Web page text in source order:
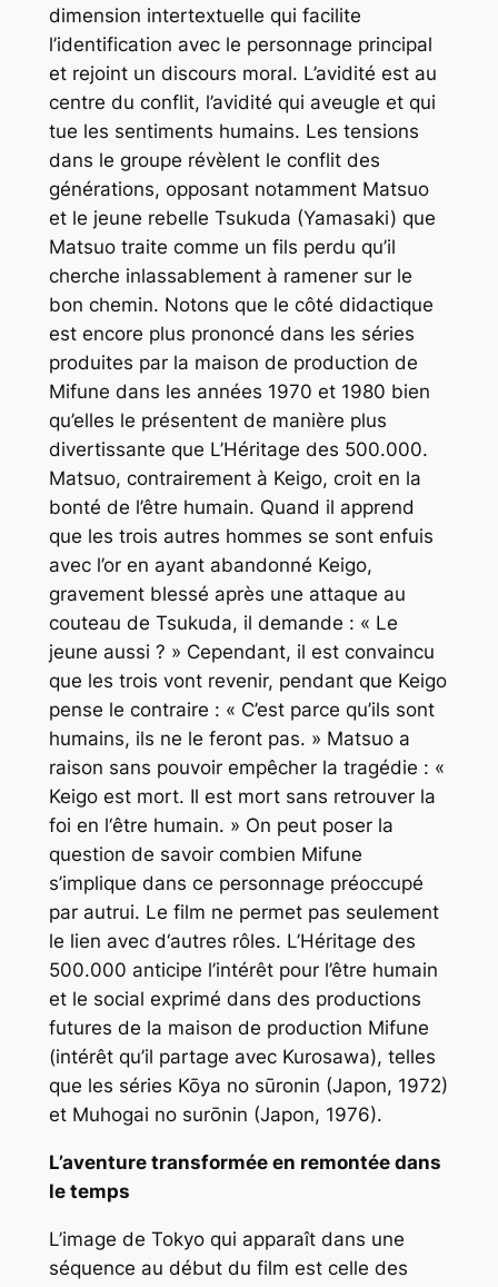
dimension intertextuelle qui facilite
l’identification avec le personnage principal
et rejoint un discours moral. L’avidité est au
centre du conflit, l’avidité qui aveugle et qui
tue les sentiments humains. Les tensions
dans le groupe révèlent le conflit des
générations, opposant notamment Matsuo
et le jeune rebelle Tsukuda (Yamasaki) que
Matsuo traite comme un fils perdu qu’il
cherche inlassablement à ramener sur le
bon chemin. Notons que le côté didactique
est encore plus prononcé dans les séries
produites par la maison de production de
Mifune dans les années 1970 et 1980 bien
qu’elles le présentent de manière plus
divertissante que L’Héritage des 500.000.
Matsuo, contrairement à Keigo, croit en la
bonté de l’être humain. Quand il apprend
que les trois autres hommes se sont enfuis
avec l’or en ayant abandonné Keigo,
gravement blessé après une attaque au
couteau de Tsukuda, il demande : « Le
jeune aussi ? » Cependant, il est convaincu
que les trois vont revenir, pendant que Keigo
pense le contraire : « C’est parce qu’ils sont
humains, ils ne le feront pas. » Matsuo a
raison sans pouvoir empêcher la tragédie : «
Keigo est mort. Il est mort sans retrouver la
foi en l‘être humain. » On peut poser la
question de savoir combien Mifune
s’implique dans ce personnage préoccupé
par autrui. Le film ne permet pas seulement
le lien avec d‘autres rôles. L’Héritage des
500.000 anticipe l’intérêt pour l’être humain
et le social exprimé dans des productions
futures de la maison de production Mifune
(intérêt qu’il partage avec Kurosawa), telles
que les séries Kōya no sūronin (Japon, 1972)
et Muhogai no surōnin (Japon, 1976).
L’aventure transformée en remontée dans
le temps
L’image de Tokyo qui apparaît dans une
séquence au début du film est celle des